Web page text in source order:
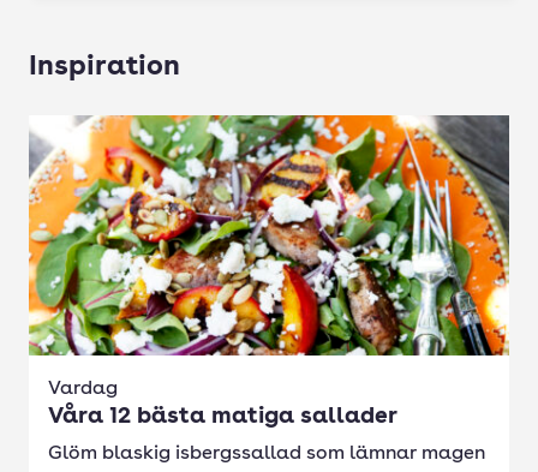
Inspiration
Vardag
Våra 12 bästa matiga sallader
Glöm blaskig isbergssallad som lämnar magen